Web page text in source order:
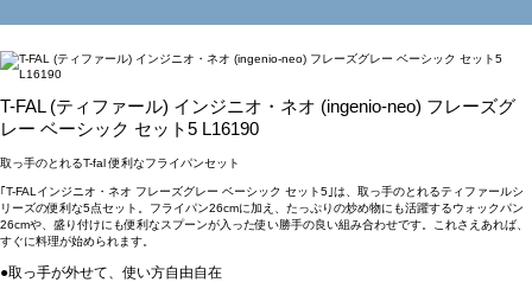
T-FAL (ティファール) インジニオ・ネオ (ingenio-neo) フレーズグ
レー ベーシック セット5 L16190
取っ手のとれるT-fal 便利なフライパンセット
｢T-FALインジニオ・ネオ フレーズグレー ベーシック セット5｣は、取っ手のとれるティファールシ
リーズの便利な5点セット。フライパン26cmに加え、たっぷりの炒め物にも活躍するウォックパン
26cmや、盛り付けにも便利なスプーンが入った使い勝手の良い組み合わせです。これさえあれば、
すぐに料理が始められます。
●取っ手が外せて、使い方自由自在